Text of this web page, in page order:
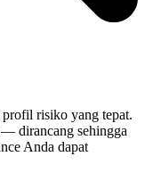
risiko yang tepat.
dirancang sehingga
Anda dapat